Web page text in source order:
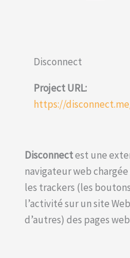
Disconnect
Project URL:
https://
Disconnectest une
navigateur web
les trackers (les
l’activité sur un site
d’autres) des pages